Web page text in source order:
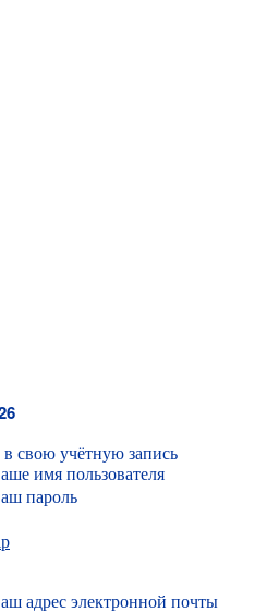
свою учётную запись
имя пользователя
пароль
адрес электронной почты